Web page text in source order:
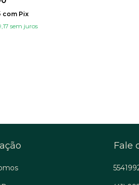
com Pix
sem juros
Fale